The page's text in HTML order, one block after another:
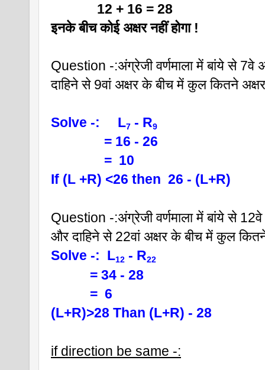
12 + 16 = 28
इनके बीच कोई अक्षर नहीं होगा !
Question -:अंग्रेजी वर्णमाला में बांये से 7वे
दाहिने से 9वां अक्षर के बीच में कुल कितने
Solve -:     L7 - R9
= 16 - 26
=  10
If (L +R) <26 then  26 - (L+R)
Question -:अंग्रेजी वर्णमाला में बांये से
और दाहिने से 22वां अक्षर के बीच में कुल
Solve -:  L12 - R22
= 34 - 28
=  6
(L+R)>28 Than (L+R) - 28
if direction be same -: